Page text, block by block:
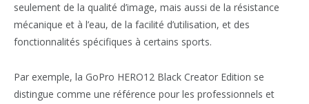
seulement de la qualité d’image, mais aussi de la résistance
mécanique et à l’eau, de la facilité d’utilisation, et des
fonctionnalités spécifiques à certains sports.
Par exemple, la GoPro HERO12 Black Creator Edition se
distingue comme une référence pour les professionnels et